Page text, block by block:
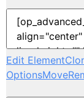
Edit Element
OptionsMove